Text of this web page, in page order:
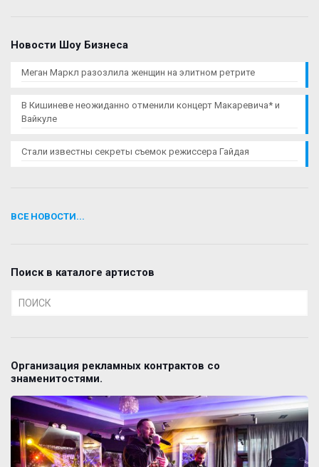
Новости Шоу Бизнеса
Меган Маркл разозлила женщин на элитном ретрите
В Кишиневе неожиданно отменили концерт Макаревича* и
Вайкуле
Стали известны секреты съемок режиссера Гайдая
ВСЕ НОВОСТИ...
Поиск в каталоге артистов
Организация рекламных контрактов со
знаменитостями.